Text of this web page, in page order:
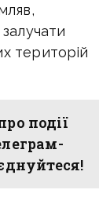
територій
події